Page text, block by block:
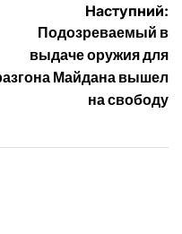
Наступний:
Подозреваемый в
выдаче оружия для
Майдана вышел
на свободу